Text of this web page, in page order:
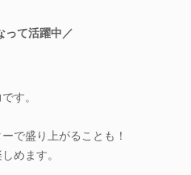
って活躍中／
す。
で盛り上がることも！
めます。